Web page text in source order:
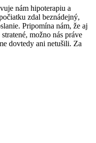
nám hipoterapiu a
zdal beznádejný,
Pripomína nám, že aj
možno nás práve
dovtedy ani netušili. Za